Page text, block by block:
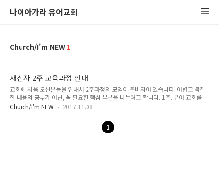
나이아가라 유어교회
Church/I'm NEW 1
새신자 2주 교육과정 안내
교회에 처음 오신분들을 위해서 2주과정의 모임이 준비되어 있습니다. 어렵고 복잡
한 내용의 공부가 아닌, 꼭 필요한 핵심 부분을 나누려고 합니다. 1주. 유어 교회를 소
개합니다. 2주. 복음과 구원은 무엇일까요?
Church/I'm NEW 2017.11.08
1